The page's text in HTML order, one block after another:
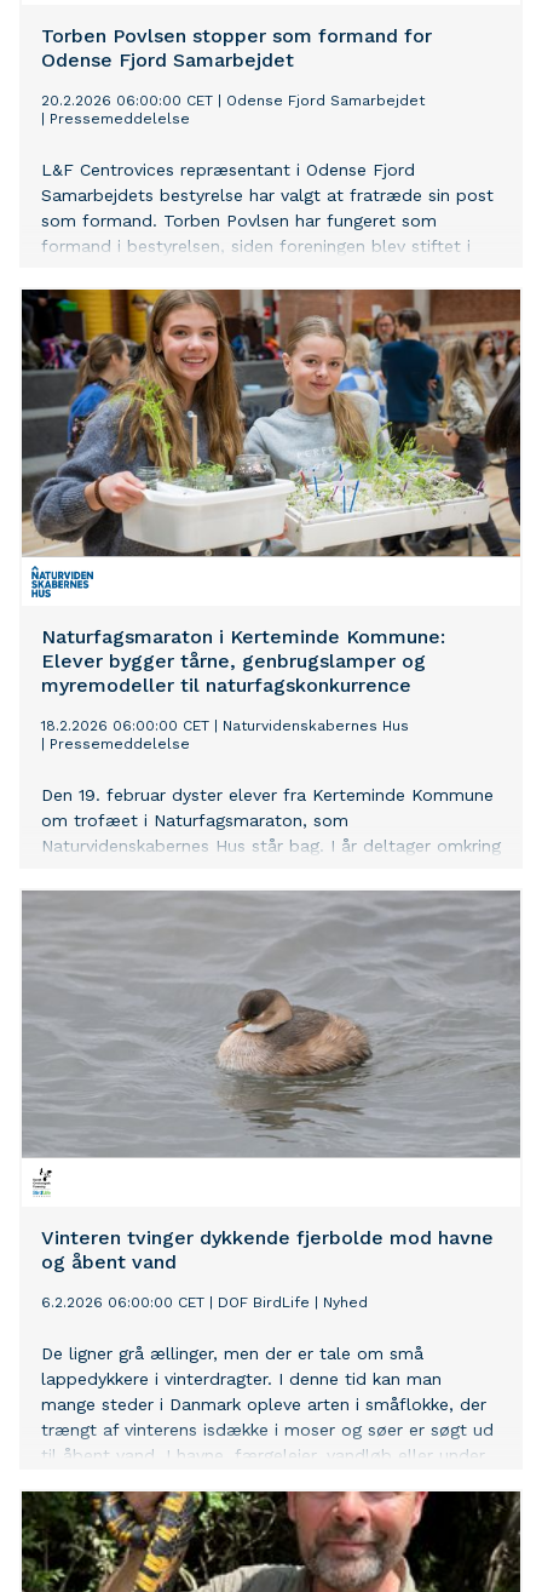
Torben Povlsen stopper som formand for
Odense Fjord Samarbejdet
20.2.2026 06:00:00 CET
Odense Fjord Samarbejdet
Pressemeddelelse
L&F Centrovices repræsentant i Odense Fjord
Samarbejdets bestyrelse har valgt at fratræde sin post
som formand. Torben Povlsen har fungeret som
formand i bestyrelsen, siden foreningen blev stiftet i
i bestyrelsen, mens Leo Jensen, repræsentant for
Danmarks Naturfredningsforening (DN), bliver
midlertidig formand.
Naturfagsmaraton i Kerteminde Kommune:
Elever bygger tårne, genbrugslamper og
myremodeller til naturfagskonkurrence
18.2.2026 06:00:00 CET
Naturvidenskabernes Hus
Pressemeddelelse
Den 19. februar dyster elever fra Kerteminde Kommune
om trofæet i Naturfagsmaraton, som
Naturvidenskabernes Hus står bag. I år deltager omkring
Vinteren tvinger dykkende fjerbolde mod havne
og åbent vand
6.2.2026 06:00:00 CET DOF BirdLife Nyhed
De ligner grå ællinger, men der er tale om små
lappedykkere i vinterdragter. I denne tid kan man
mange steder i Danmark opleve arten i småflokke, der
trængt af vinterens isdække i moser og søer er søgt ud
til åbent vand. I havne, færgelejer, vandløb eller under
kamp for at klare sig gennem vinteren.